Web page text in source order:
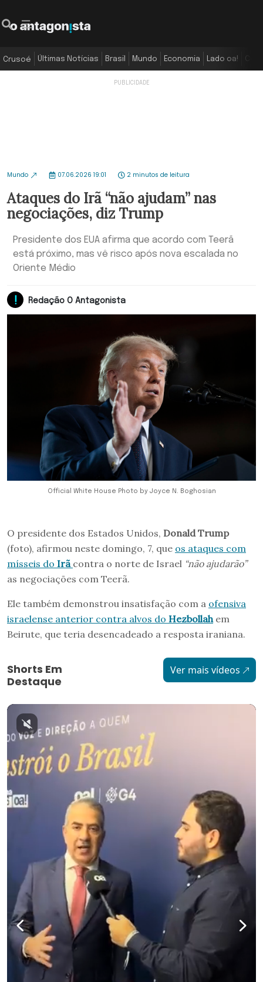
Crusoé Últimas Notícias Brasil Mundo Economia Lado oa!
Mundo 07.06.2026 19:01 2 minutos de leitura
Ataques do Irã “não ajudam” nas
negociações, diz Trump
Presidente dos EUA afirma que acordo com Teerã
está próximo, mas vê risco após nova escalada no
Oriente Médio
Redação O Antagonista
Official White House Photo by Joyce N. Boghosian
O presidente dos Estados Unidos, Donald Trump
(foto), afirmou neste domingo, 7, que os ataques com
mísseis do Irã contra o norte de Israel “não ajudarão”
as negociações com Teerã.
Ele também demonstrou insatisfação com a ofensiva
israelense anterior contra alvos do Hezbollah em
Beirute, que teria desencadeado a resposta iraniana.
Shorts Em
Destaque
Ver mais vídeos